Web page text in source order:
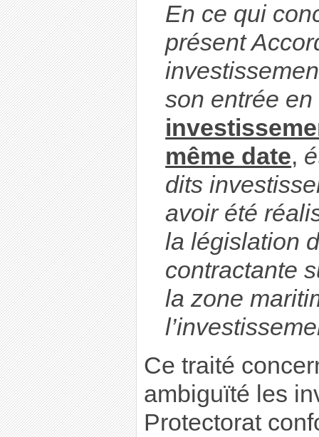
En ce qui
présent
son entrée
même date,
dits
avoir été
la législation
contractante
la zone
Ce traité
ambiguïté les
Protectorat